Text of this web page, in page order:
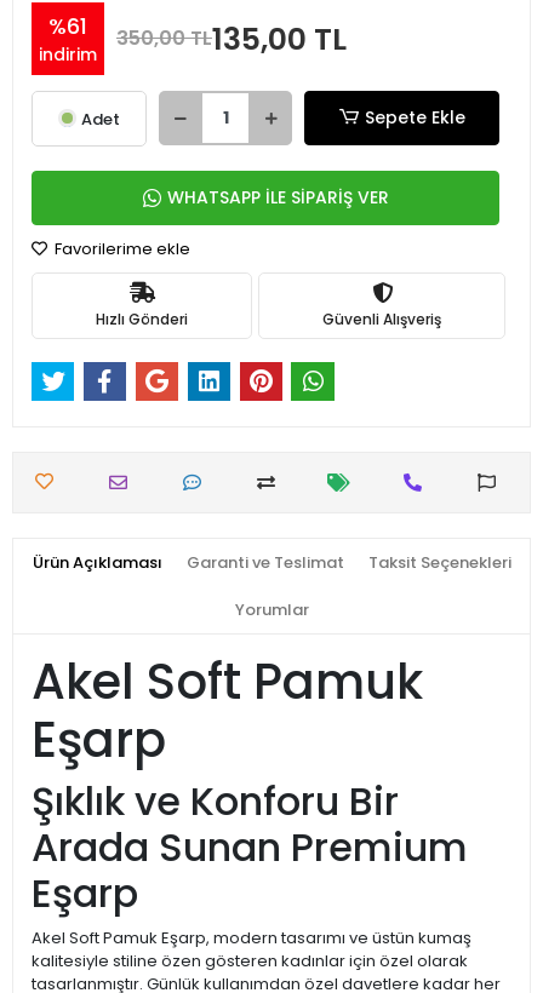
%61
indirim
350,00 TL135,00 TL
Adet Sepete Ekle
WHATSAPP İLE SİPARİŞ VER
Favorilerime ekle
Hızlı Gönderi Güvenli Alışveriş
Ürün Açıklaması Garanti ve Teslimat Taksit Seçenekleri
Yorumlar
Akel Soft Pamuk
Eşarp
Şıklık ve Konforu Bir
Arada Sunan Premium
Eşarp
Akel Soft Pamuk Eşarp, modern tasarımı ve üstün kumaş
kalitesiyle stiline özen gösteren kadınlar için özel olarak
tasarlanmıştır. Günlük kullanımdan özel davetlere kadar her